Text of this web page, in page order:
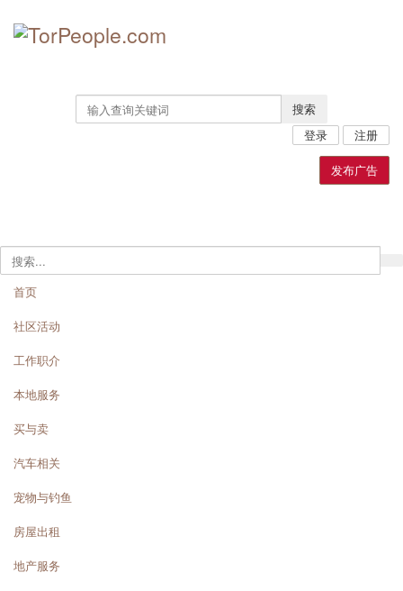
搜索
登录
注册
发布广告
首页
社区活动
工作职介
本地服务
买与卖
汽车相关
宠物与钓鱼
房屋出租
地产服务